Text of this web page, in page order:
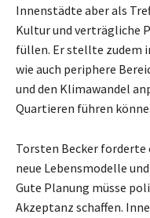
Innenstädte aber als
Kultur und verträgliche
füllen. Er stellte zudem
wie auch periphere
und den Klimawandel
Quartieren führen könne.
Torsten Becker forderte
neue Lebensmodelle
Gute Planung müsse
Akzeptanz schaffen.